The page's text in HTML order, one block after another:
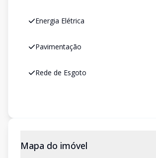
Energia Elétrica
Pavimentação
Rede de Esgoto
Mapa do imóvel